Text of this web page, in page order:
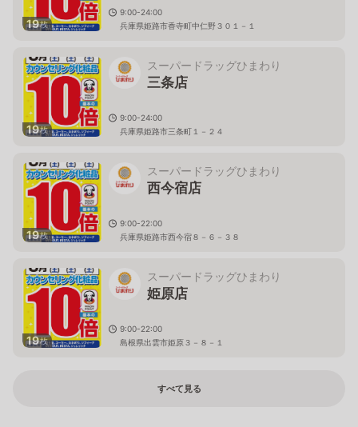
19枚
9:00-24:00
兵庫県姫路市香寺町中仁野３０１－１
19枚
スーパードラッグひまわり
三条店
9:00-24:00
兵庫県姫路市三条町１－２４
19枚
スーパードラッグひまわり
西今宿店
9:00-22:00
兵庫県姫路市西今宿８－６－３８
19枚
スーパードラッグひまわり
姫原店
9:00-22:00
島根県出雲市姫原３－８－１
すべて見る